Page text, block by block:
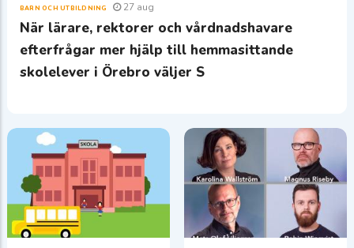
BARN OCH UTBILDNING 27 aug
När lärare, rektorer och vårdnadshavare
efterfrågar mer hjälp till hemmasittande
skolelever i Örebro väljer S